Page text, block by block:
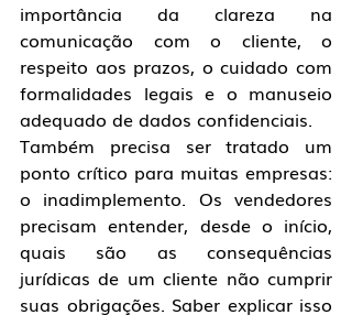
importância da clareza na
comunicação com o cliente, o
respeito aos prazos, o cuidado com
formalidades legais e o manuseio
adequado de dados confidenciais.
Também precisa ser tratado um
ponto crítico para muitas empresas:
o inadimplemento. Os vendedores
precisam entender, desde o início,
quais são as consequências
jurídicas de um cliente não cumprir
suas obrigações. Saber explicar isso